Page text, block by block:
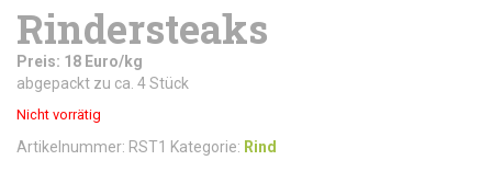
Rindersteaks
Preis: 18 Euro/kg
abgepackt zu ca. 4 Stück
Nicht vorrätig
Artikelnummer: RST1 Kategorie: Rind